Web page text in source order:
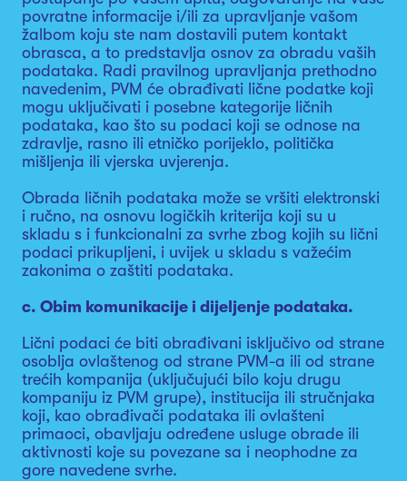
povratne informacije i/ili za upravljanje vašom
žalbom koju ste nam dostavili putem kontakt
obrasca, a to predstavlja osnov za obradu vaših
podataka. Radi pravilnog upravljanja prethodno
navedenim, PVM će obrađivati lične podatke koji
mogu uključivati i posebne kategorije ličnih
podataka, kao što su podaci koji se odnose na
zdravlje, rasno ili etničko porijeklo, politička
mišljenja ili vjerska uvjerenja.
Obrada ličnih podataka može se vršiti elektronski
i ručno, na osnovu logičkih kriterija koji su u
skladu s i funkcionalni za svrhe zbog kojih su lični
podaci prikupljeni, i uvijek u skladu s važećim
zakonima o zaštiti podataka.
c. Obim komunikacije i dijeljenje podataka.
Lični podaci će biti obrađivani isključivo od strane
osoblja ovlaštenog od strane PVM-a ili od strane
trećih kompanija (uključujući bilo koju drugu
kompaniju iz PVM grupe), institucija ili stručnjaka
koji, kao obrađivači podataka ili ovlašteni
primaoci, obavljaju određene usluge obrade ili
aktivnosti koje su povezane sa i neophodne za
gore navedene svrhe.